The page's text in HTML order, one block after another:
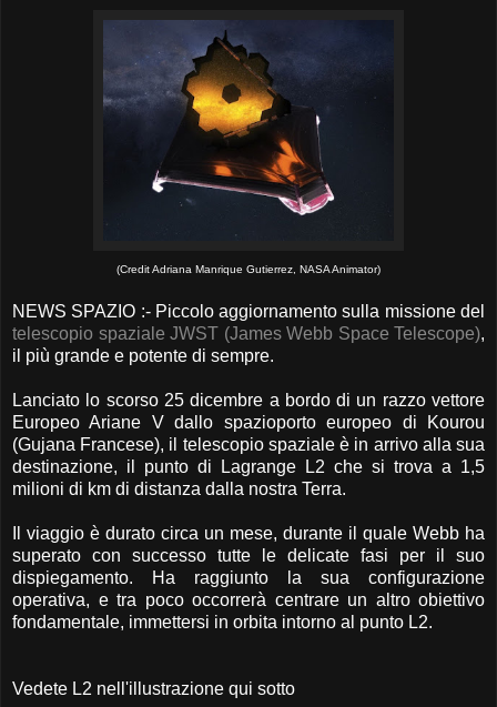
(Credit Adriana Manrique Gutierrez, NASA Animator)
NEWS SPAZIO :- Piccolo aggiornamento sulla missione del
telescopio spaziale JWST (James Webb Space Telescope),
il più grande e potente di sempre.
Lanciato lo scorso 25 dicembre a bordo di un razzo vettore
Europeo Ariane V dallo spazioporto europeo di Kourou
(Gujana Francese), il telescopio spaziale è in arrivo alla sua
destinazione, il punto di Lagrange L2 che si trova a 1,5
milioni di km di distanza dalla nostra Terra.
Il viaggio è durato circa un mese, durante il quale Webb ha
superato con successo tutte le delicate fasi per il suo
dispiegamento. Ha raggiunto la sua configurazione
operativa, e tra poco occorrerà centrare un altro obiettivo
fondamentale, immettersi in orbita intorno al punto L2.
Vedete L2 nell'illustrazione qui sotto